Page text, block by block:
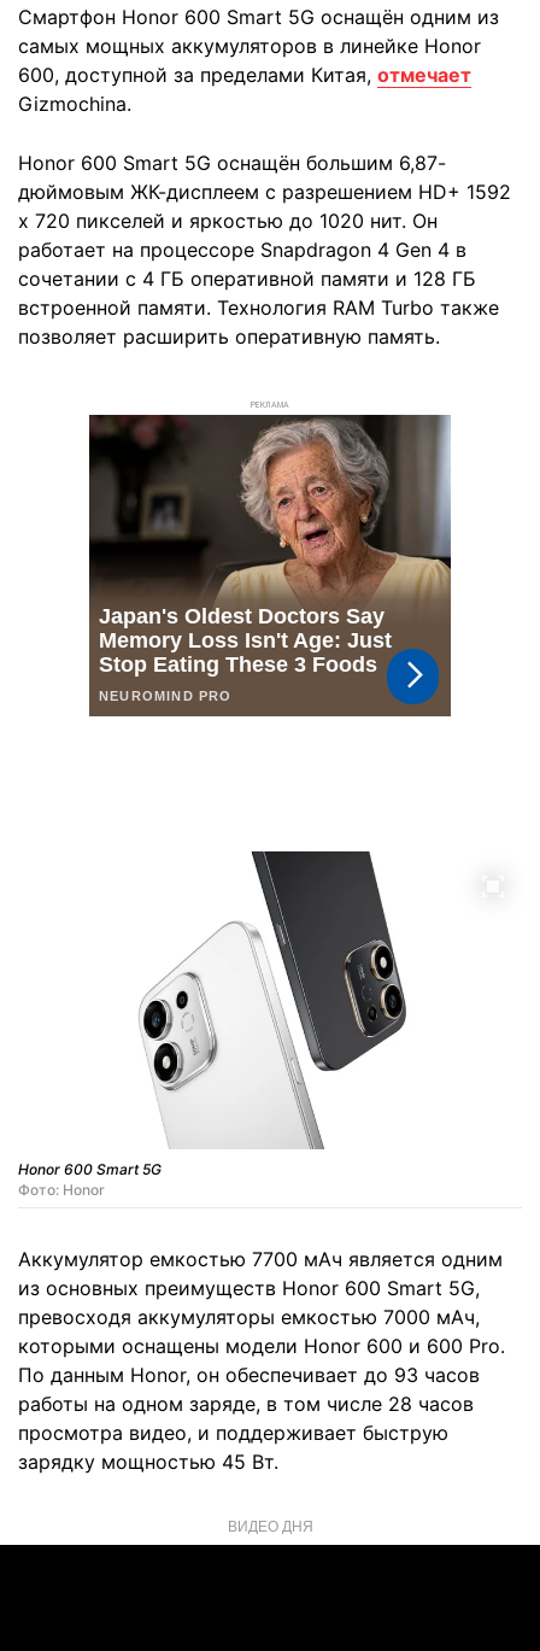
Смартфон Honor 600 Smart 5G оснащён одним из
самых мощных аккумуляторов в линейке Honor
600, доступной за пределами Китая, отмечает
Gizmochina.
Honor 600 Smart 5G оснащён большим 6,87-
дюймовым ЖК-дисплеем с разрешением HD+ 1592
x 720 пикселей и яркостью до 1020 нит. Он
работает на процессоре Snapdragon 4 Gen 4 в
сочетании с 4 ГБ оперативной памяти и 128 ГБ
встроенной памяти. Технология RAM Turbo также
позволяет расширить оперативную память.
РЕКЛАМА
Honor 600 Smart 5G
Фото: Honor
Аккумулятор емкостью 7700 мАч является одним
из основных преимуществ Honor 600 Smart 5G,
превосходя аккумуляторы емкостью 7000 мАч,
которыми оснащены модели Honor 600 и 600 Pro.
По данным Honor, он обеспечивает до 93 часов
работы на одном заряде, в том числе 28 часов
просмотра видео, и поддерживает быструю
зарядку мощностью 45 Вт.
ВИДЕО ДНЯ